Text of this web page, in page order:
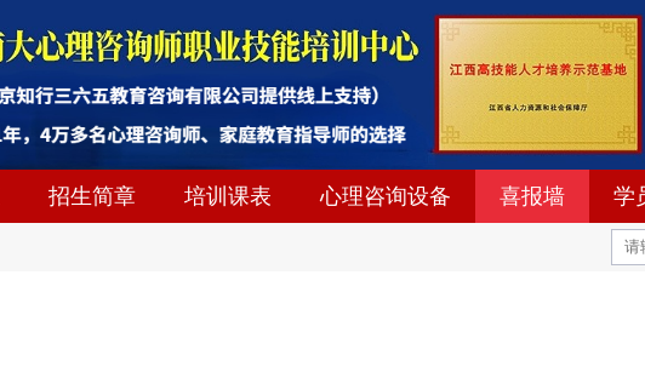
招生简章 培训课表 心理咨询设备 喜报墙 学